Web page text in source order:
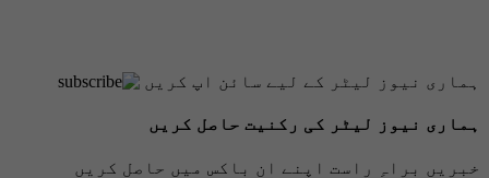
ہماری نیوز لیٹر کے لیے سائن اپ کریں
ہماری نیوز لیٹر کی رکنیت حاصل کریں
خبریں براہِ راست اپنے ان باکس میں حاصل کریں